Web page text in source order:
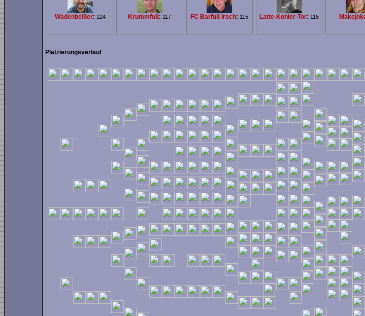
Wadenbeißer: 124 Krummfuß: 117 FC Barfuß Irsch: 115 Latte-Kohler-Tor: 115
Platzierungsverlauf